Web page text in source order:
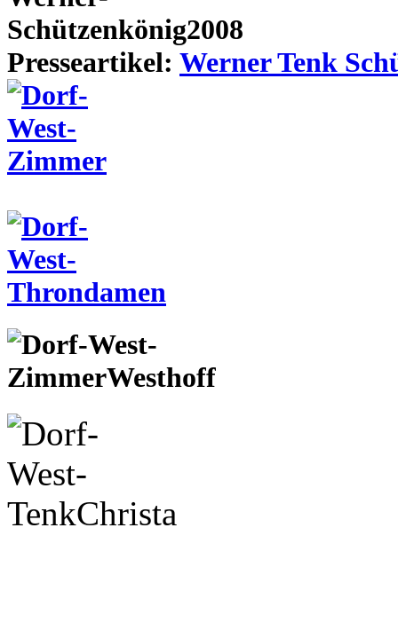
Presseartikel: Werner Tenk